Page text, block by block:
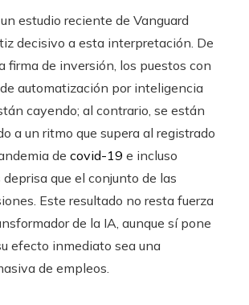
estudio reciente de Vanguard
decisivo a esta interpretación. De
firma de inversión, los puestos con
automatización por inteligencia
cayendo; al contrario, se están
a un ritmo que supera al registrado
de covid-19 e incluso
que el conjunto de las
Este resultado no resta fuerza
de la IA, aunque sí pone
efecto inmediato sea una
de empleos.